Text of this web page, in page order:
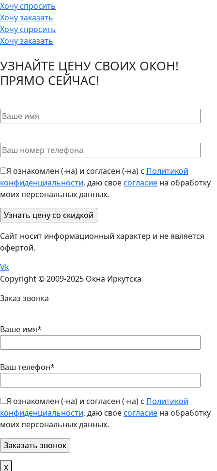
Хочу спросить
Хочу заказать
Хочу спросить
Хочу заказать
УЗНАЙТЕ ЦЕНУ СВОИХ ОКОН!
ПРЯМО СЕЙЧАС!
Я ознакомлен (-на) и согласен (-на) с Политикой
конфиденциальности, даю своесогласие на обработку
моих персональных данных.
Сайт носит информационный характер и не является
офертой.
Vk
Copyright © 2009-2025 Окна Иркутска
Заказ звонка
Ваше имя*
Ваш телефон*
Я ознакомлен (-на) и согласен (-на) с Политикой
конфиденциальности, даю своесогласие на обработку
моих персональных данных.
Х